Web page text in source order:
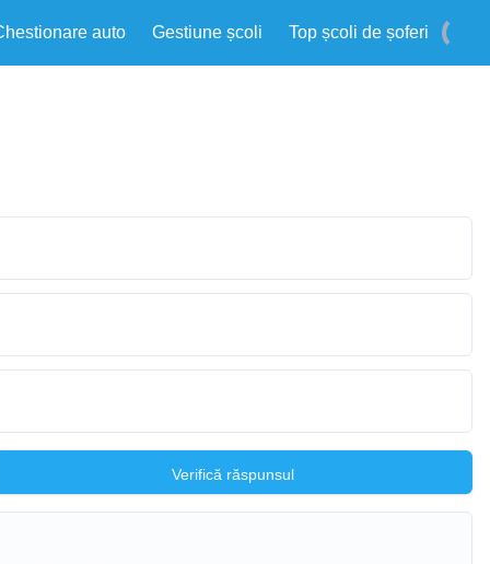
auto Gestiune școli Top școli de șoferi
Verifică răspunsul